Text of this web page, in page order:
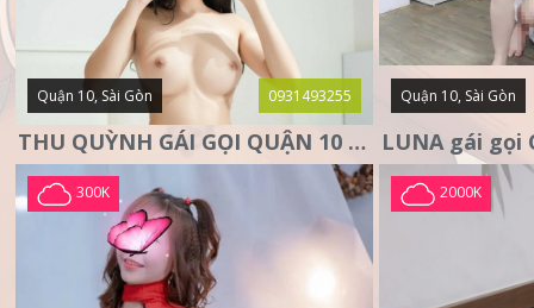
Quận 10, Sài Gòn 0931493255
THU QUỲNH GÁI GỌI QUẬN 10 – MẶT XINH DA TRẮNG – SANG
Quận 10, Sài Gòn
300K 2000K